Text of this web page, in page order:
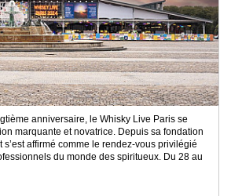
anniversaire, le Whisky Live Paris se
marquante et novatrice. Depuis sa fondation
affirmé comme le rendez-vous privilégié
du monde des spiritueux. Du 28 au